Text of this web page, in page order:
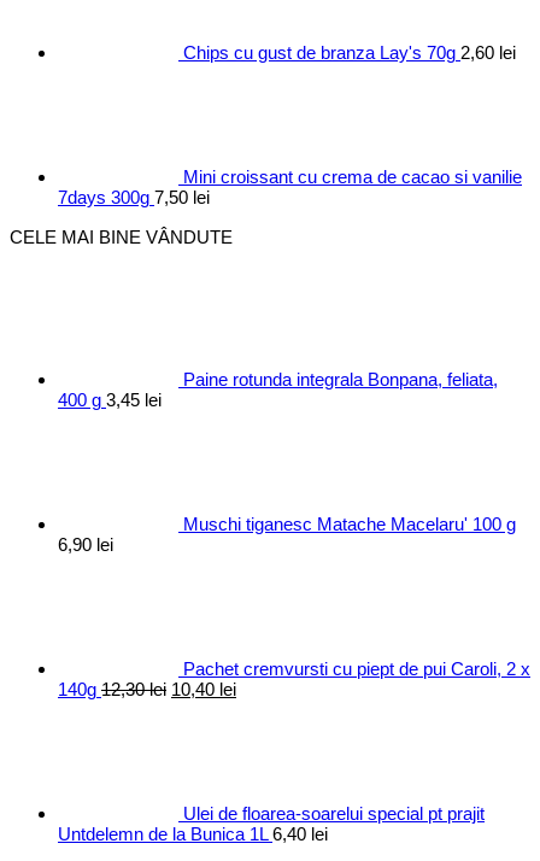
Chips cu gust de branza Lay's 70g 2,60 lei
Mini croissant cu crema de cacao si vanilie
7days 300g 7,50 lei
CELE MAI BINE VÂNDUTE
Paine rotunda integrala Bonpana, feliata,
400 g 3,45 lei
Muschi tiganesc Matache Macelaru' 100 g
6,90 lei
Pachet cremvursti cu piept de pui Caroli, 2 x
140g 12,30lei Prețul
10,40 leiPrețul
Ulei de floarea-soarelui special pt prajit
Untdelemn de la Bunica 1L 6,40 lei